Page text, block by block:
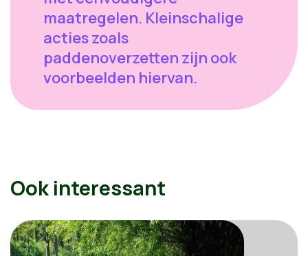
maatregelen. Kleinschalige
acties zoals
paddenoverzetten zijn ook
voorbeelden hiervan.
Ook interessant